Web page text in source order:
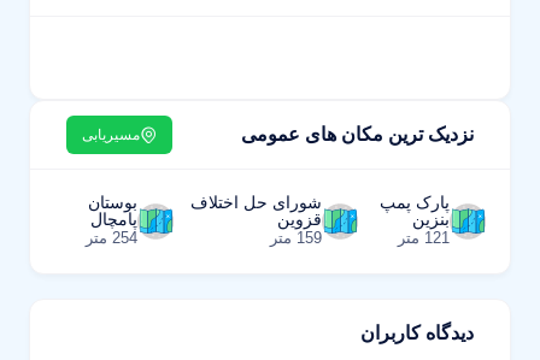
نزدیک ترین مکان های عمومی مسیریابی
پارک پمپ
بنزین
121 متر
شورای حل اختلاف
قزوین
159 متر
بوستان
پامچال
254 متر
دیدگاه کاربران